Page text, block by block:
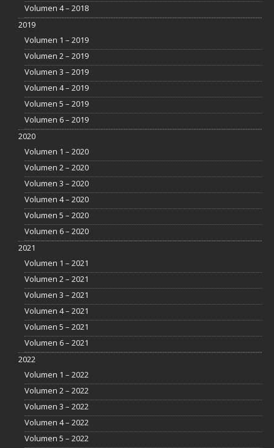
Volumen 4 – 2018
2019
Volumen 1 – 2019
Volumen 2 – 2019
Volumen 3 – 2019
Volumen 4 – 2019
Volumen 5 – 2019
Volumen 6 – 2019
2020
Volumen 1 – 2020
Volumen 2 – 2020
Volumen 3 – 2020
Volumen 4 – 2020
Volumen 5 – 2020
Volumen 6 – 2020
2021
Volumen 1 – 2021
Volumen 2 – 2021
Volumen 3 – 2021
Volumen 4 – 2021
Volumen 5 – 2021
Volumen 6 – 2021
2022
Volumen 1 – 2022
Volumen 2 – 2022
Volumen 3 – 2022
Volumen 4 – 2022
Volumen 5 – 2022